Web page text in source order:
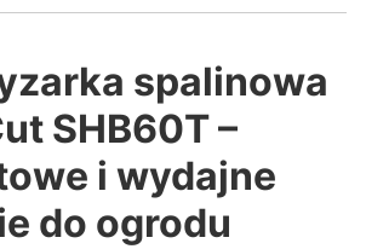
spalinowa
SHB60T –
i wydajne
do ogrodu